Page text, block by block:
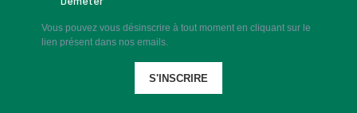
Vous pouvez vous désinscrire à tout moment en cliquant sur le
lien présent dans nos emails.
S'INSCRIRE